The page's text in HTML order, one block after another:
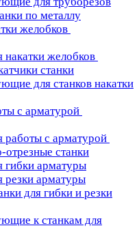
по металлу
желобков
накатки желобков
станки
для станков накатки
с арматурой
работы с арматурой
отрезные станки
гибки арматуры
резки арматуры
для гибки и резки
к станкам для